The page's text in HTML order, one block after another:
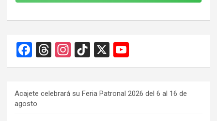
F
a
b
o
T
hr
a
d
In
st
gr
a
Ti
k
o
k
X
o
T
u
Acajete celebrará su Feria Patronal 2026 del 6 al 16 de
agosto